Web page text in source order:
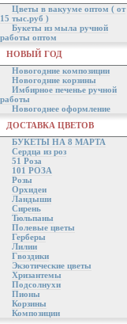
Цветы в вакууме оптом ( от
15 тыс.руб )
Букеты из мыла ручной
работы оптом
НОВЫЙ ГОД
Новогодние композиции
Новогодние корзины
Имбирное печенье ручной
работы
Новогоднее оформление
ДОСТАВКА ЦВЕТОВ
БУКЕТЫ НА 8 МАРТА
Сердца из роз
51 Роза
101 РОЗА
Розы
Орхидеи
Ландыши
Сирень
Тюльпаны
Полевые цветы
Герберы
Лилии
Гвоздики
Экзотические цветы
Хризантемы
Подсолнухи
Пионы
Корзины
Композиции